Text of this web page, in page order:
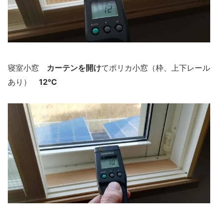
寝室小窓 カーテンを開けてポリカ小窓（枠、上下レール
あり） 12℃